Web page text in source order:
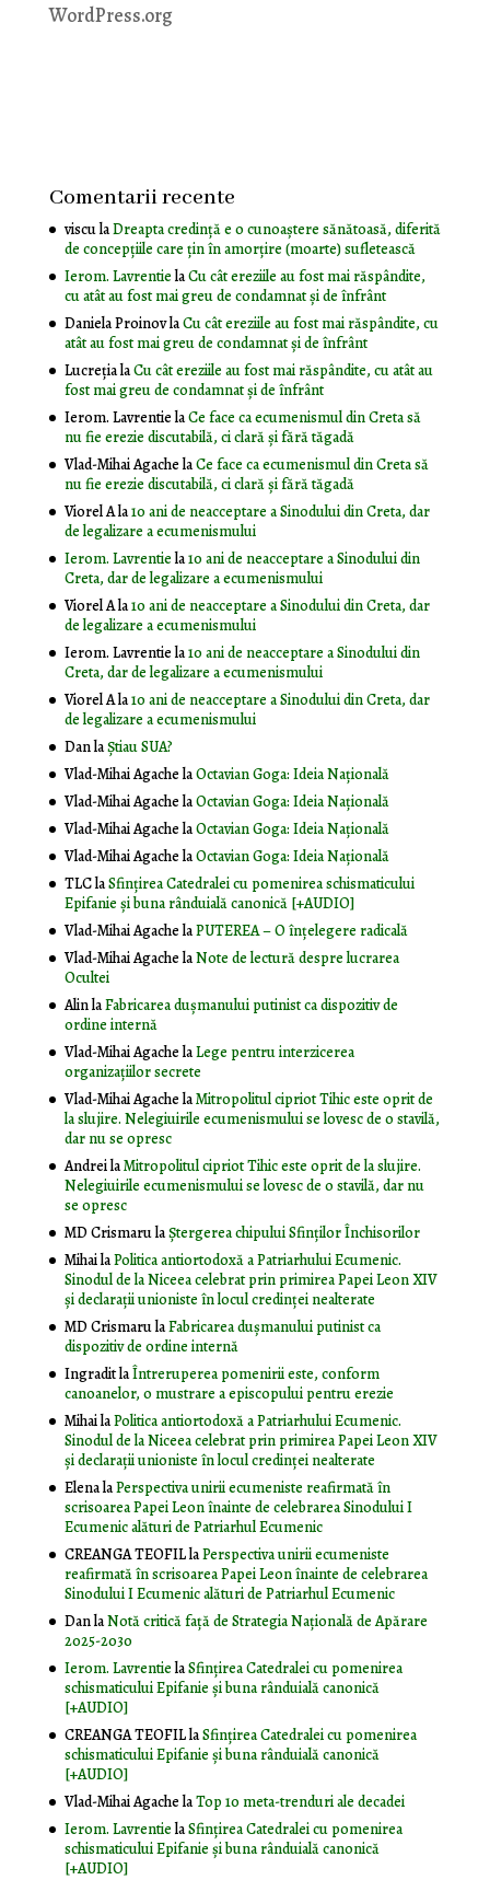
WordPress.org
Comentarii recente
visculaDreapta credință e o cunoaștere sănătoasă, diferită
de concepțiile care țin în amorțire (moarte) sufletească
Ierom. LavrentielaCu cât ereziile au fost mai răspândite,
cu atât au fost mai greu de condamnat și de înfrânt
Daniela ProinovlaCu cât ereziile au fost mai răspândite, cu
atât au fost mai greu de condamnat și de înfrânt
LucrețialaCu cât ereziile au fost mai răspândite, cu atât au
fost mai greu de condamnat și de înfrânt
Ierom. LavrentielaCe face ca ecumenismul din Creta să
nu fie erezie discutabilă, ci clară și fără tăgadă
Vlad-Mihai AgachelaCe face ca ecumenismul din Creta să
nu fie erezie discutabilă, ci clară și fără tăgadă
Viorel Ala10 ani de neacceptare a Sinodului din Creta, dar
de legalizare a ecumenismului
Ierom. Lavrentiela10 ani de neacceptare a Sinodului din
Creta, dar de legalizare a ecumenismului
Viorel Ala10 ani de neacceptare a Sinodului din Creta, dar
de legalizare a ecumenismului
Ierom. Lavrentiela10 ani de neacceptare a Sinodului din
Creta, dar de legalizare a ecumenismului
Viorel Ala10 ani de neacceptare a Sinodului din Creta, dar
de legalizare a ecumenismului
DanlaȘtiau SUA?
Vlad-Mihai AgachelaOctavian Goga: Ideia Naţională
Vlad-Mihai AgachelaOctavian Goga: Ideia Naţională
Vlad-Mihai AgachelaOctavian Goga: Ideia Naţională
Vlad-Mihai AgachelaOctavian Goga: Ideia Naţională
TLClaSfințirea Catedralei cu pomenirea schismaticului
Epifanie și buna rânduială canonică [+AUDIO]
Vlad-Mihai AgachelaPUTEREA – O înţelegere radicală
Vlad-Mihai AgachelaNote de lectură despre lucrarea
Ocultei
AlinlaFabricarea dușmanului putinist ca dispozitiv de
ordine internă
Vlad-Mihai AgachelaLege pentru interzicerea
organizaţiilor secrete
Vlad-Mihai AgachelaMitropolitul cipriot Tihic este oprit de
la slujire. Nelegiuirile ecumenismului se lovesc de o stavilă,
dar nu se opresc
AndreilaMitropolitul cipriot Tihic este oprit de la slujire.
Nelegiuirile ecumenismului se lovesc de o stavilă, dar nu
se opresc
MD CrismarulaŞtergerea chipului Sfinţilor Închisorilor
MihailaPolitica antiortodoxă a Patriarhului Ecumenic.
Sinodul de la Niceea celebrat prin primirea Papei Leon XIV
și declarații unioniste în locul credinței nealterate
MD CrismarulaFabricarea dușmanului putinist ca
dispozitiv de ordine internă
IngraditlaÎntreruperea pomenirii este, conform
canoanelor, o mustrare a episcopului pentru erezie
MihailaPolitica antiortodoxă a Patriarhului Ecumenic.
Sinodul de la Niceea celebrat prin primirea Papei Leon XIV
și declarații unioniste în locul credinței nealterate
ElenalaPerspectiva unirii ecumeniste reafirmată în
scrisoarea Papei Leon înainte de celebrarea Sinodului I
Ecumenic alături de Patriarhul Ecumenic
CREANGA TEOFILlaPerspectiva unirii ecumeniste
reafirmată în scrisoarea Papei Leon înainte de celebrarea
Sinodului I Ecumenic alături de Patriarhul Ecumenic
DanlaNotă critică faţă de Strategia Naţională de Apărare
2025-2030
Ierom. LavrentielaSfințirea Catedralei cu pomenirea
schismaticului Epifanie și buna rânduială canonică
[+AUDIO]
CREANGA TEOFILlaSfințirea Catedralei cu pomenirea
schismaticului Epifanie și buna rânduială canonică
[+AUDIO]
Vlad-Mihai AgachelaTop 10 meta-trenduri ale decadei
Ierom. LavrentielaSfințirea Catedralei cu pomenirea
schismaticului Epifanie și buna rânduială canonică
[+AUDIO]